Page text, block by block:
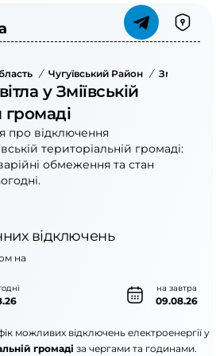
/ Чугуївський Район / Зміївська
у Зміївській
громаді
про відключення
територіальній громаді:
обмеження та стан
відключень
на завтра
09.08.26
на
можливих відключень електроенергії у
громаді за чергами та годинами.